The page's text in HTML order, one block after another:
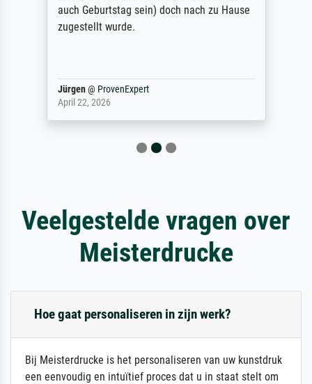
auch Geburtstag sein) doch nach zu Hause
zugestellt wurde.
Jürgen@ ProvenExpert
April 22, 2026
Veelgestelde vragen over
Meisterdrucke
Hoe gaat personaliseren in zijn werk?
Bij Meisterdrucke is het personaliseren van uw kunstdruk
een eenvoudig en intuïtief proces dat u in staat stelt om